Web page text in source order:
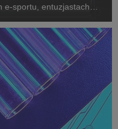
e-sportu, entuzjastach
5.